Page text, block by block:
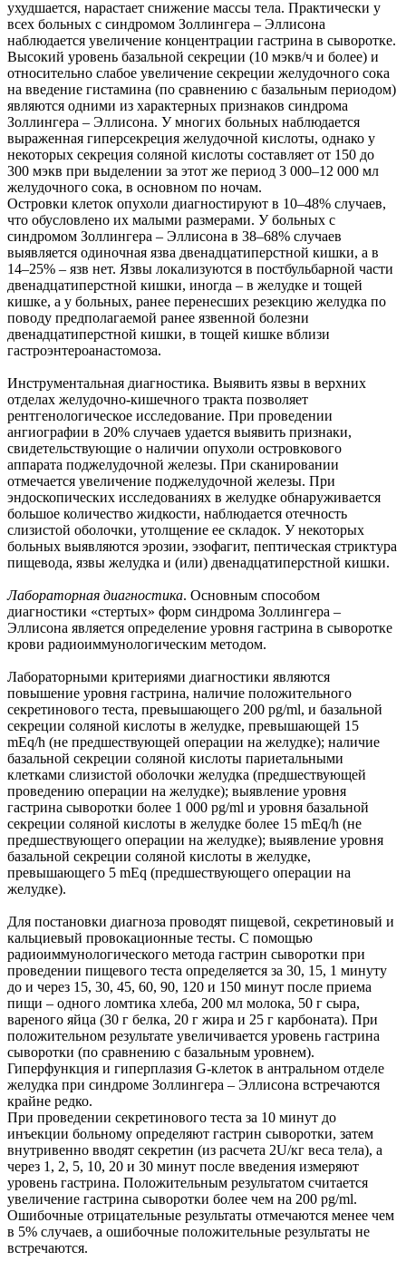
ухудшается, нарастает снижение массы тела. Практически у
всех больных с синдромом Золлингера – Эллисона
наблюдается увеличение концентрации гастрина в сыворотке.
Высокий уровень базальной секреции (10 мэкв/ч и более) и
относительно слабое увеличение секреции желудочного сока
на введение гистамина (по сравнению с базальным периодом)
являются одними из характерных признаков синдрома
Золлингера – Эллисона. У многих больных наблюдается
выраженная гиперсекреция желудочной кислоты, однако у
некоторых секреция соляной кислоты составляет от 150 до
300 мэкв при выделении за этот же период 3 000–12 000 мл
желудочного сока, в основном по ночам.
Островки клеток опухоли диагностируют в 10–48% случаев,
что обусловлено их малыми размерами. У больных с
синдромом Золлингера – Эллисона в 38–68% случаев
выявляется одиночная язва двенадцатиперстной кишки, а в
14–25% – язв нет. Язвы локализуются в постбульбарной части
двенадцатиперстной кишки, иногда – в желудке и тощей
кишке, а у больных, ранее перенесших резекцию желудка по
поводу предполагаемой ранее язвенной болезни
двенадцатиперстной кишки, в тощей кишке вблизи
гастроэнтероанастомоза.
Инструментальная диагностика. Выявить язвы в верхних
отделах желудочно-кишечного тракта позволяет
рентгенологическое исследование. При проведении
ангиографии в 20% случаев удается выявить признаки,
свидетельствующие о наличии опухоли островкового
аппарата поджелудочной железы. При сканировании
отмечается увеличение поджелудочной железы. При
эндоскопических исследованиях в желудке обнаруживается
большое количество жидкости, наблюдается отечность
слизистой оболочки, утолщение ее складок. У некоторых
больных выявляются эрозии, эзофагит, пептическая стриктура
пищевода, язвы желудка и (или) двенадцатиперстной кишки.
Лабораторная диагностика. Основным способом
диагностики «стертых» форм синдрома Золлингера –
Эллисона является определение уровня гастрина в сыворотке
крови радиоиммунологическим методом.
Лабораторными критериями диагностики являются
повышение уровня гастрина, наличие положительного
секретинового теста, превышающего 200 pg/ml, и базальной
секреции соляной кислоты в желудке, превышающей 15
mEq/h (не предшествующей операции на желудке); наличие
базальной секреции соляной кислоты париетальными
клетками слизистой оболочки желудка (предшествующей
проведению операции на желудке); выявление уровня
гастрина сыворотки более 1 000 pg/ml и уровня базальной
секреции соляной кислоты в желудке более 15 mEq/h (не
предшествующего операции на желудке); выявление уровня
базальной секреции соляной кислоты в желудке,
превышающего 5 mEq (предшествующего операции на
желудке).
Для постановки диагноза проводят пищевой, секретиновый и
кальциевый провокационные тесты. С помощью
радиоиммунологического метода гастрин сыворотки при
проведении пищевого теста определяется за 30, 15, 1 минуту
до и через 15, 30, 45, 60, 90, 120 и 150 минут после приема
пищи – одного ломтика хлеба, 200 мл молока, 50 г сыра,
вареного яйца (30 г белка, 20 г жира и 25 г карбоната). При
положительном результате увеличивается уровень гастрина
сыворотки (по сравнению с базальным уровнем).
Гиперфункция и гиперплазия G-клеток в антральном отделе
желудка при синдроме Золлингера – Эллисона встречаются
крайне редко.
При проведении секретинового теста за 10 минут до
инъекции больному определяют гастрин сыворотки, затем
внутривенно вводят секретин (из расчета 2U/кг веса тела), а
через 1, 2, 5, 10, 20 и 30 минут после введения измеряют
уровень гастрина. Положительным результатом считается
увеличение гастрина сыворотки более чем на 200 pg/ml.
Ошибочные отрицательные результаты отмечаются менее чем
в 5% случаев, а ошибочные положительные результаты не
встречаются.